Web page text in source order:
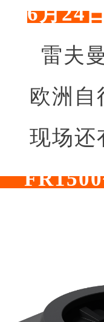
6月24
雷夫
欧洲自
现场还